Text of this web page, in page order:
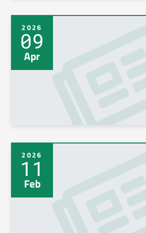
2026
09
Apr
2026
11
Feb